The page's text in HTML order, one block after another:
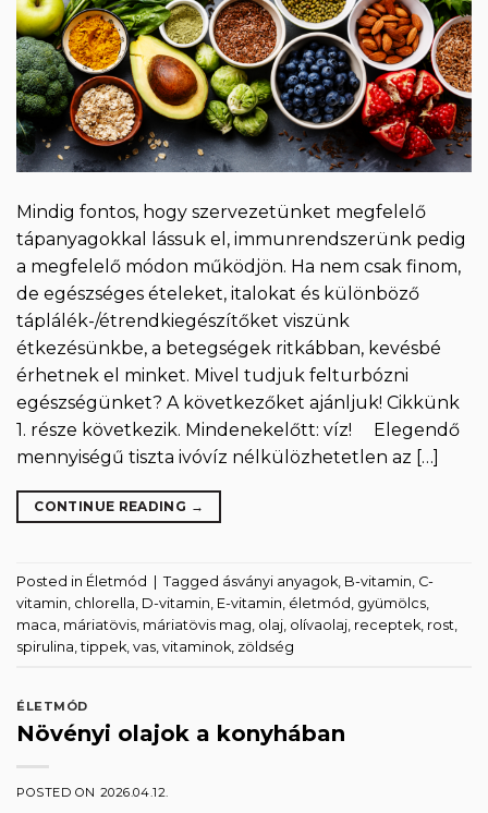
Mindig fontos, hogy szervezetünket megfelelő
tápanyagokkal lássuk el, immunrendszerünk pedig
a megfelelő módon működjön. Ha nem csak finom,
de egészséges ételeket, italokat és különböző
táplálék-/étrendkiegészítőket viszünk
étkezésünkbe, a betegségek ritkábban, kevésbé
érhetnek el minket. Mivel tudjuk felturbózni
egészségünket? A következőket ajánljuk! Cikkünk
1. része következik. Mindenekelőtt: víz! Elegendő
mennyiségű tiszta ivóvíz nélkülözhetetlen az […]
CONTINUE READING →
Posted in Életmód | Tagged ásványi anyagok B-vitamin C-
vitamin chlorella D-vitamin E-vitamin életmód gyümölcs
maca máriatövis máriatövis mag olaj olívaolaj receptek rost
spirulina ,tippek vas vitaminok zöldség
ÉLETMÓD
Növényi olajok a konyhában
POSTED ON 2026.04.12.